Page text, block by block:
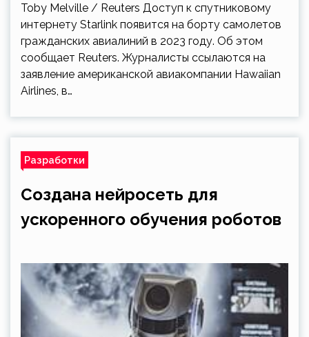
Toby Melville / Reuters Доступ к спутниковому
интернету Starlink появится на борту самолетов
гражданских авиалиний в 2023 году. Об этом
сообщает Reuters. Журналисты ссылаются на
заявление американской авиакомпании Hawaiian
Airlines, в…
Разработки
Создана нейросеть для
ускоренного обучения роботов